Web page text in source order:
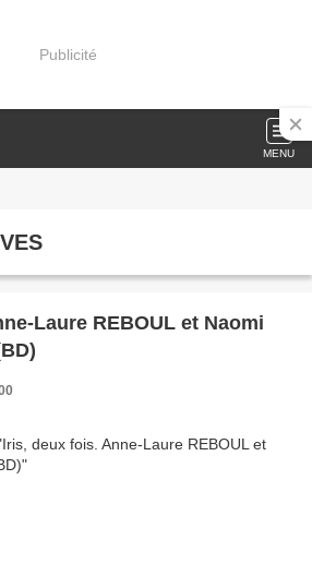
Publicité
MENU
Laure REBOUL et Naomi